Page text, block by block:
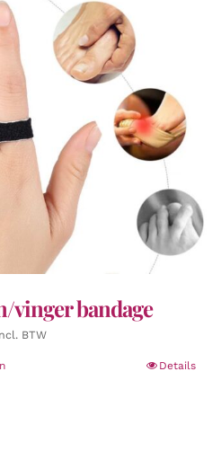
vinger bandage
BTW
Dit
Details